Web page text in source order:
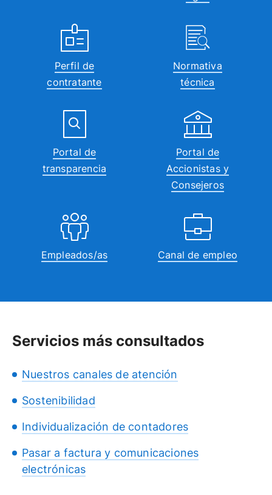
Perfil de
contratante
Normativa
técnica
Portal de
transparencia
Portal de
Accionistas y
Consejeros
Empleados/as Canal de empleo
Servicios más consultados
Nuestros canales de atención
Sostenibilidad
Individualización de contadores
Pasar a factura y comunicaciones
electrónicas